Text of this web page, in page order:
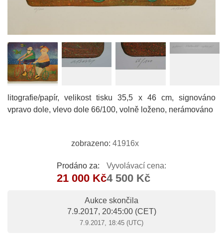
litografie/papír, velikost tisku 35,5 x 46 cm, signováno
vpravo dole, vlevo dole 66/100, volně loženo, nerámováno
zobrazeno: 41916x
Prodáno za:
21 000 Kč
Vyvolávací cena:
4 500 Kč
Aukce skončila
7.9.2017, 20:45:00(CET)
7.9.2017, 18:45 (UTC)